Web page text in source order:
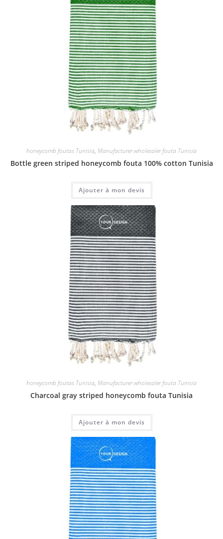
honeycomb foutas Tunisia, Manufacturer wholesaler fouta Tunisia
Bottle green striped honeycomb fouta 100% cotton Tunisia
Ajouter à mon devis
honeycomb foutas Tunisia, Manufacturer wholesaler fouta Tunisia
Charcoal gray striped honeycomb fouta Tunisia
Ajouter à mon devis